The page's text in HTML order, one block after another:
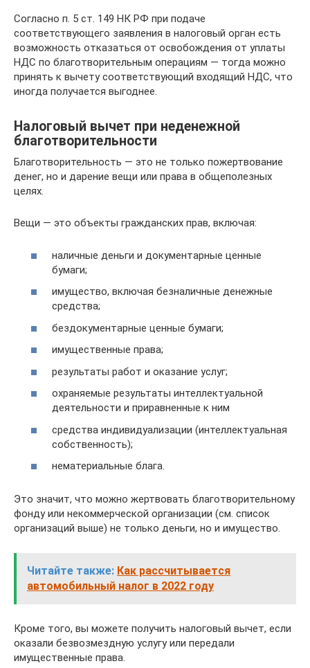
Согласно п. 5 ст. 149 НК РФ при подаче
соответствующего заявления в налоговый орган есть
возможность отказаться от освобождения от уплаты
НДС по благотворительным операциям — тогда можно
принять к вычету соответствующий входящий НДС, что
иногда получается выгоднее.
Налоговый вычет при неденежной
благотворительности
Благотворительность — это не только пожертвование
денег, но и дарение вещи или права в общеполезных
целях.
Вещи — это объекты гражданских прав, включая:
наличные деньги и документарные ценные
бумаги;
имущество, включая безналичные денежные
средства;
бездокументарные ценные бумаги;
имущественные права;
результаты работ и оказание услуг;
охраняемые результаты интеллектуальной
деятельности и приравненные к ним
средства индивидуализации (интеллектуальная
собственность);
нематериальные блага.
Это значит, что можно жертвовать благотворительному
фонду или некоммерческой организации (см. список
организаций выше) не только деньги, но и имущество.
Читайте также: Как рассчитывается
автомобильный налог в 2022 году
Кроме того, вы можете получить налоговый вычет, если
оказали безвозмездную услугу или передали
имущественные права.